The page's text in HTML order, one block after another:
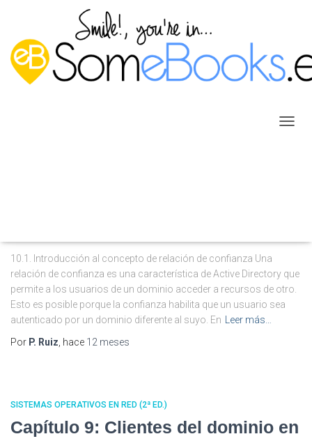
10.1. Introducción al concepto de relación de confianza Una
relación de confianza es una característica de Active Directory que
permite a los usuarios de un dominio acceder a recursos de otro.
Esto es posible porque la confianza habilita que un usuario sea
autenticado por un dominio diferente al suyo. En
Leer más…
Por P. Ruiz , hace 12 meses
SISTEMAS OPERATIVOS EN RED (2ª ED.)
Capítulo 9: Clientes del dominio en